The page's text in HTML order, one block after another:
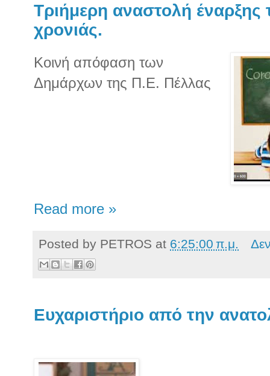
Τριήμερη αναστολή έναρξης
χρονιάς.
Κοινή απόφαση των
Δημάρχων της Π.Ε. Πέλλας
Read more »
Posted by PETROS at 6:25:00 π.μ.
Ευχαριστήριο από την